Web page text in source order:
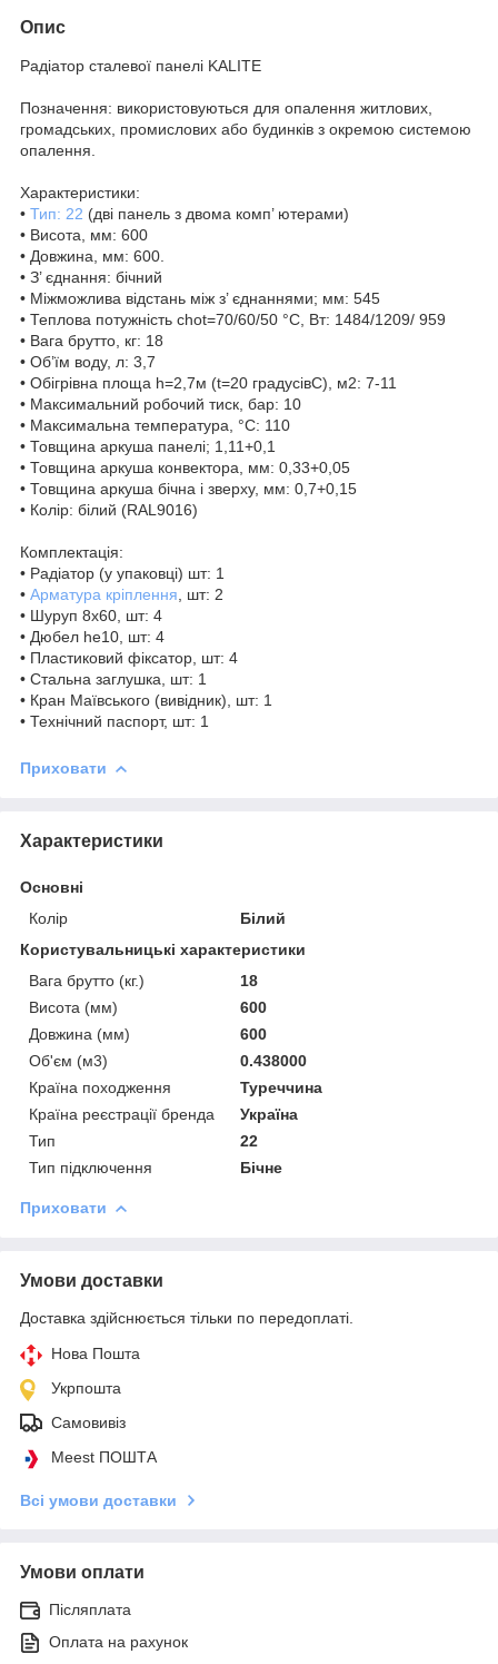
Опис
Радіатор сталевої панелі KALITE
Позначення: використовуються для опалення житлових,
громадських, промислових або будинків з окремою системою
опалення.
Характеристики:
• Тип: 22 (дві панель з двома комп’ ютерами)
• Висота, мм: 600
• Довжина, мм: 600.
• З’ єднання: бічний
• Міжможлива відстань між з’ єднаннями; мм: 545
• Теплова потужність chot=70/60/50 °C, Вт: 1484/1209/ 959
• Вага брутто, кг: 18
• Об’їм воду, л: 3,7
• Обігрівна площа h=2,7м (t=20 градусівC), м2: 7-11
• Максимальний робочий тиск, бар: 10
• Максимальна температура, °C: 110
• Товщина аркуша панелі; 1,11+0,1
• Товщина аркуша конвектора, мм: 0,33+0,05
• Товщина аркуша бічна і зверху, мм: 0,7+0,15
• Колір: білий (RAL9016)
Комплектація:
• Радіатор (у упаковці) шт: 1
• Арматура кріплення , шт: 2
• Шуруп 8х60, шт: 4
• Дюбел he10, шт: 4
• Пластиковий фіксатор, шт: 4
• Стальна заглушка, шт: 1
• Кран Маївського (вивідник), шт: 1
• Технічний паспорт, шт: 1
Приховати
Характеристики
Основні
Колір
Білий
Користувальницькі характеристики
Вага брутто (кг.)
18
Висота (мм)
600
Довжина (мм)
600
Об'єм (м3)
0.438000
Країна походження
Туреччина
Країна реєстрації бренда
Україна
Тип
22
Тип підключення
Бічне
Приховати
Умови доставки
Доставка здійснюється тільки по передоплаті.
Нова Пошта
Укрпошта
Самовивіз
Meest ПОШТА
Всі умови доставки
Умови оплати
Післяплата
Оплата на рахунок